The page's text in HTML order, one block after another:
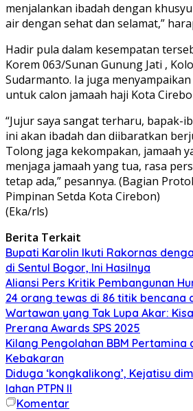
menjalankan ibadah dengan
air dengan sehat dan selamat,”
Hadir pula dalam kesempatan
Korem 063/Sunan Gunung Jati ,
Sudarmanto. Ia juga
untuk calon jamaah haji Kota
“Jujur saya sangat terharu, bapak-
ini akan ibadah dan diibaratkan
Tolong jaga kekompakan, jamaah
menjaga jamaah yang tua, rasa
tetap ada,” pesannya. (Bagian
Pimpinan Setda Kota Cirebon)
(Eka/rls)
Berita Terkait
Bupati Karolin Ikuti Rakornas
di Sentul Bogor, Ini Hasilnya
Aliansi Pers Kritik Pembangunan
24 orang tewas di 86 titik bencana
Wartawan yang Tak Lupa Akar:
Prerana Awards SPS 2025
Kilang Pengolahan BBM Pertamina
Kebakaran
Diduga ‘kongkalikong’, Kejatisu
lahan PTPN II
Komentar